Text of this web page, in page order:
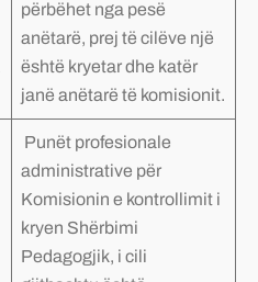
përbëhet nga pesë
anëtarë, prej të cilëve një
është kryetar dhe katër
janë anëtarë të komisionit.
Punët profesionale
administrative për
Komisionin e kontrollimit i
kryen Shërbimi
Pedagogjik, i cili